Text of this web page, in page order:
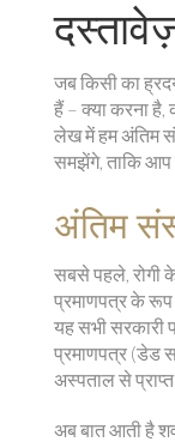
जब किसी का
हैं – क्या करना है,
लेख में हम अंतिम
समझेंगे, ताकि आप
अंतिम
सबसे पहले, रोगी
प्रमाणपत्र के रूप
यह सभी सरकारी
प्रमाणपत्र (डेड
अस्पताल से प्राप्त
अब बात आती है